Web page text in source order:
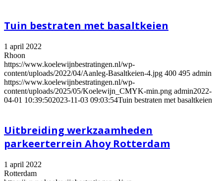
Tuin bestraten met basaltkeien
1 april 2022
Rhoon
https://www.koelewijnbestratingen.nl/wp-
content/uploads/2022/04/Aanleg-Basaltkeien-4.jpg 400 495 admin
https://www.koelewijnbestratingen.nl/wp-
content/uploads/2025/05/Koelewijn_CMYK-min.png admin2022-
04-01 10:39:502023-11-03 09:03:54Tuin bestraten met basaltkeien
Uitbreiding werkzaamheden
parkeerterrein Ahoy Rotterdam
1 april 2022
Rotterdam